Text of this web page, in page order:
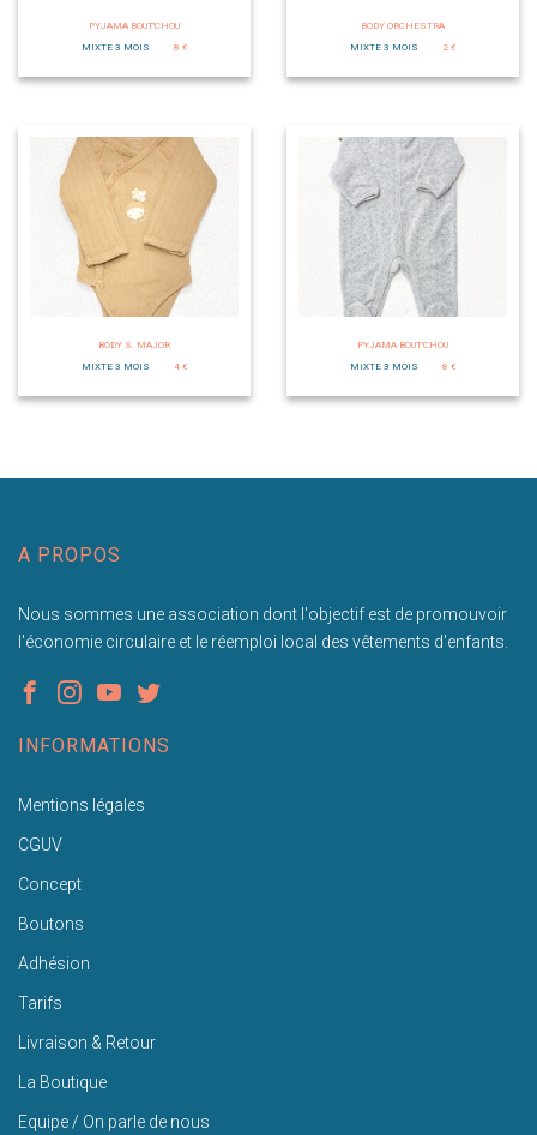
PYJAMA BOUT'CHOU
MIXTE 3 MOIS
8 €
BODY ORCHESTRA
MIXTE 3 MOIS
2 €
BODY S. MAJOR
MIXTE 3 MOIS
4 €
PYJAMA BOUT'CHOU
MIXTE 3 MOIS
8 €
A PROPOS
Nous sommes une association dont l'objectif est de promouvoir
l'économie circulaire et le réemploi local des vêtements d'enfants.
INFORMATIONS
Mentions légales
CGUV
Concept
Boutons
Adhésion
Tarifs
Livraison & Retour
La Boutique
Equipe / On parle de nous